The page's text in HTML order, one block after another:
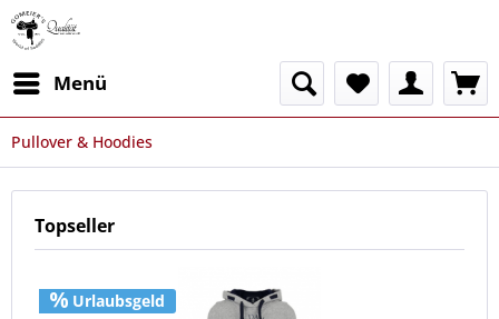
Menü
Pullover & Hoodies
Topseller
Urlaubsgeld